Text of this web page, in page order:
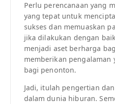
Perlu perencanaan yang
yang tepat untuk
sukses dan memuaskan
jika dilakukan dengan
menjadi aset berharga
memberikan pengalaman
bagi penonton.
Jadi, itulah pengertian
dalam dunia hiburan.